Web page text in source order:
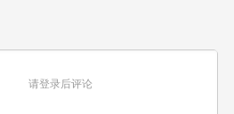
请登录后评论